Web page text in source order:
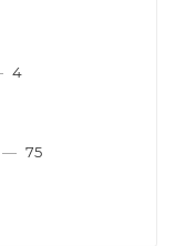
4
— 75